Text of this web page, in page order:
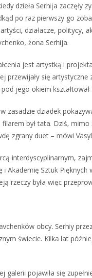
dzieła Serhija
po raz pierwszy go
działacze,
żona Serhija.
jest artystką i
przewijały się
jego okiem
zasadzie dziadek
filarem był tata. Dziś,
zgrany duet – mówi
interdyscyplinarnym,
i Akademię Sztuk
rzeczy była więc
obcy. Serhiy
świecie. Kilka lat
galerii pojawiła się